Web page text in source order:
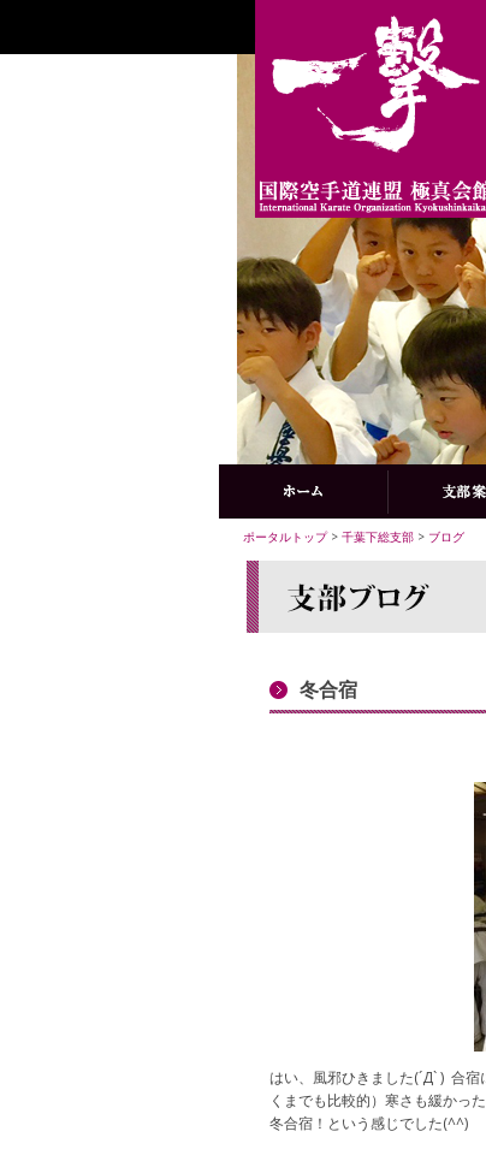
ポータルトップ> 千葉下総支部 > ブログ
冬合宿
はい、風邪ひきました(´Д` ) 合
くまでも比較的）寒さも緩かっ
冬合宿！という感じでした(^^)